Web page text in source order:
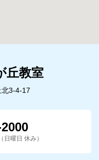
丘教室
北3-4-17
曜日 休み）